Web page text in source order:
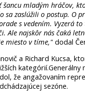
šancu mladým hráčov,
sa zaslúžili o postup. O
s vedením. Vyzerá
Ale najskôr nás čaká
miesto v tíme," dodal
a Richard Kucsa,
kategórií.Generálny
že angažovaním
sezóne.